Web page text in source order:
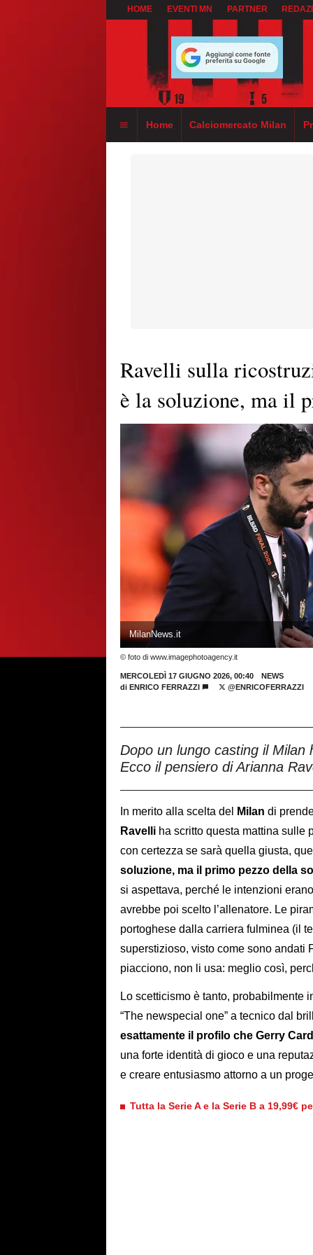
HOME EVENTI MN PARTNER
Home Calciomercato Milan
Ravelli sulla
è la soluzione, ma il
MilanNews.it
© foto di www.imagephotoagency.it
MERCOLEDÌ 17 GIUGNO 2026, 00:40
NEWS
di ENRICO FERRAZZI @ENRICOFERRAZZI
Dopo un lungo casting il Milan
Ecco il pensiero di Arianna
In merito alla scelta del Milan di
Ravelli ha scritto questa mattina sulle
con certezza se sarà quella giusta,
soluzione, ma il primo pezzo della
si aspettava, perché le intenzioni
avrebbe poi scelto l’allenatore. Le
portoghese dalla carriera fulminea (il
superstizioso, visto come sono andati
piacciono, non li usa: meglio così,
Lo scetticismo è tanto, probabilmente
“The newspecial one” a tecnico dal
esattamente il profilo che Gerry
una forte identità di gioco e una
e creare entusiasmo attorno a un
Tutta la Serie A e la Serie B a 19,99€